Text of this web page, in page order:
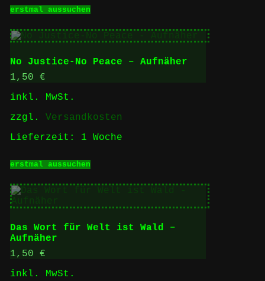
erstmal aussuchenProdukt
mehrere
Varianten
auf.
Die
Produktseite
werden
No Justice-No Peace – Aufnäher
1,50 €
inkl. MwSt.
zzgl. Versandkosten
Lieferzeit: 1 Woche
erstmal aussuchenProdukt
mehrere
auf.
Die
Optionen
Das Wort für Welt ist Wald –
Aufnäher
1,50 €
inkl. MwSt.